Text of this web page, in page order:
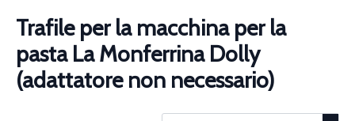
Trafile per la macchina per la
pasta La Monferrina Dolly
(adattatore non necessario)